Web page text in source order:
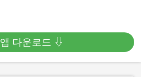
앱 다운로드 ⇩